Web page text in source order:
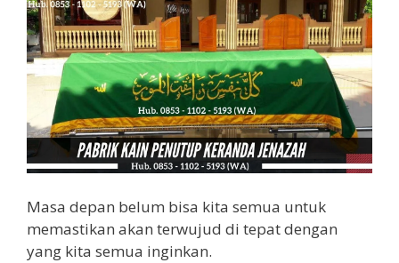
Masa depan belum bisa kita semua untuk
memastikan akan terwujud di tepat dengan
yang kita semua inginkan.